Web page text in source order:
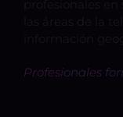
Profesionales